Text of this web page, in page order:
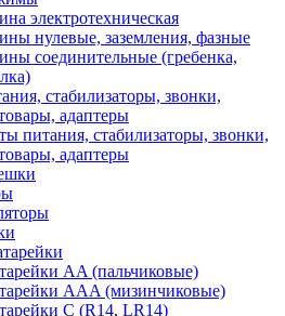
электротехническая
нулевые, заземления, фазные
соединительные (гребенка,
стабилизаторы, звонки,
адаптеры
питания, стабилизаторы, звонки,
адаптеры
AA (пальчиковые)
AAA (мизинчиковые)
C (R14, LR14)